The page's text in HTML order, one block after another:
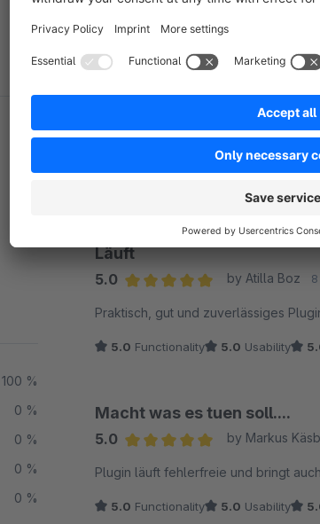
100 %
0 %
0 %
0 %
0 %
Läuft
5.0
by Atilla Boz
Praktisch, gut und zuverlässiges
5.0 Functionality 5.0 Usability
Macht was es tuen soll....
5.0
by Markus
Plugin läuft fehlerfreie und bringt
5.0 Functionality 5.0 Usability